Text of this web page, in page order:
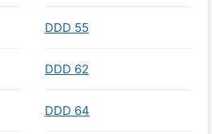
DDD 55
DDD 62
DDD 64